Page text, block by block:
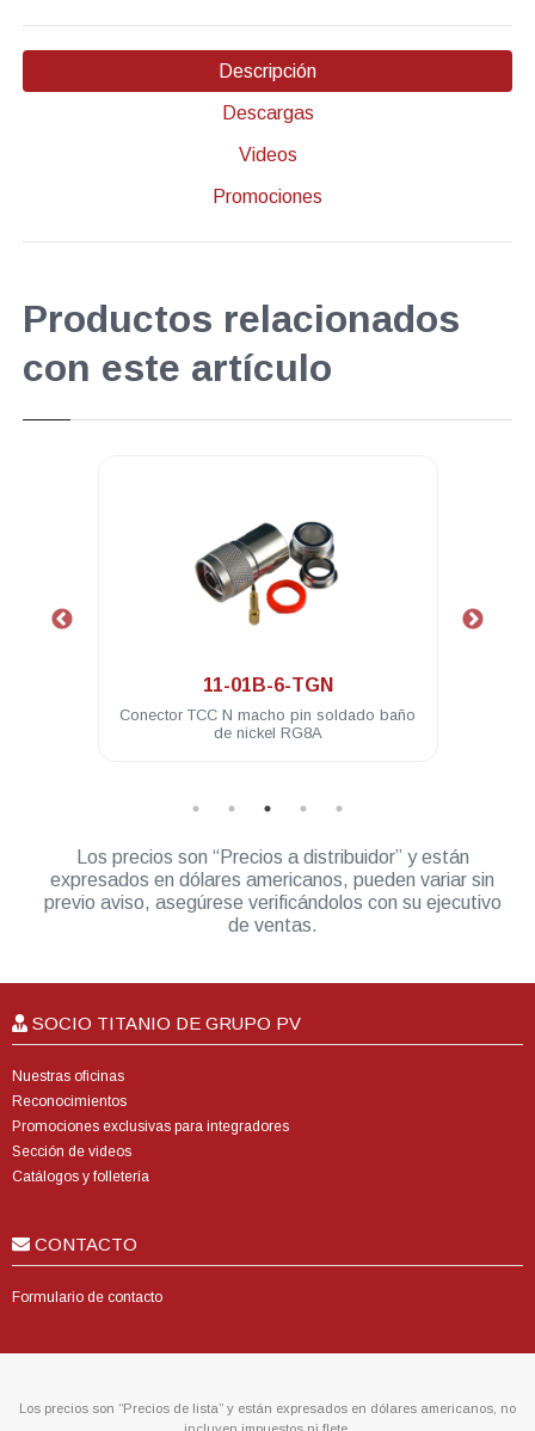
Descripción
Descargas
Videos
Promociones
Productos relacionados
con este artículo
11-01B-6-TGN
Conector TCC N macho pin soldado baño
de nickel RG8A
Los precios son “Precios a distribuidor” y están
expresados en dólares americanos, pueden variar sin
previo aviso, asegúrese verificándolos con su ejecutivo
de ventas.
SOCIO TITANIO DE GRUPO PV
Nuestras oficinas
Reconocimientos
Promociones exclusivas para integradores
Sección de videos
Catálogos y folletería
CONTACTO
Formulario de contacto
Los precios son “Precios de lista” y están expresados en dólares americanos, no